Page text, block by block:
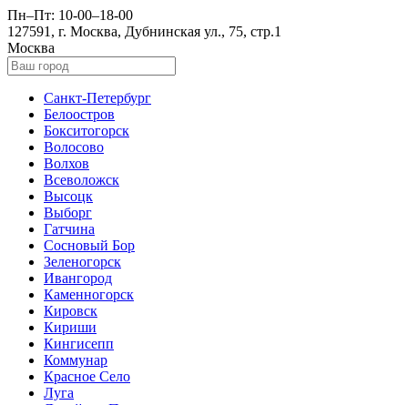
Пн–Пт: 10-00–18-00
127591, г. Москва, Дубнинская ул., 75, стр.1
Москва
Санкт-Петербург
Белоостров
Бокситогорск
Волосово
Волхов
Всеволожск
Высоцк
Выборг
Гатчина
Сосновый Бор
Зеленогорск
Ивангород
Каменногорск
Кировск
Кириши
Кингисепп
Коммунар
Красное Село
Луга